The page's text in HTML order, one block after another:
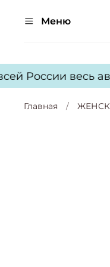
Меню
России весь
Главная